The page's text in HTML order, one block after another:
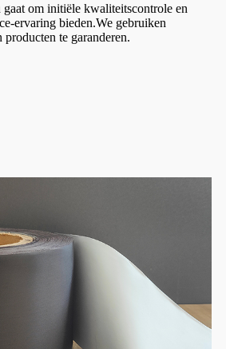
om initiële kwaliteitscontrole en
ervaring bieden.We gebruiken
te garanderen.